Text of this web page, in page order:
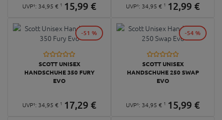
UVP¹: 34, 95 € 1 15,99€ UVP¹: 34, 95 € 1 12,99€
SCOTT UNISEX
HANDSCHUHE 350 FURY
EVO
UVP¹: 34, 95 € 1 17,29€
-51 %
SCOTT UNISEX
HANDSCHUHE 250 SWAP
EVO
UVP¹: 34, 95 € 1 15,99€
-54 %